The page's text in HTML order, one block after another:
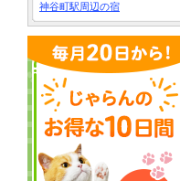
神谷町駅周辺の宿